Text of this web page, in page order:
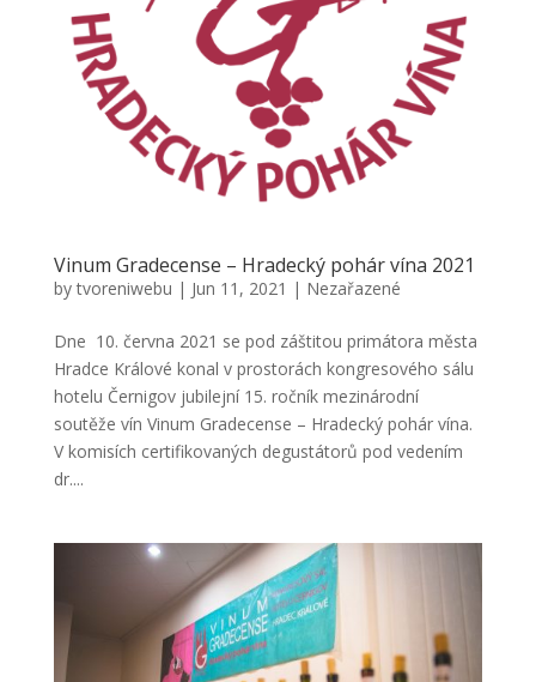
Vinum Gradecense – Hradecký pohár vína 2021
bytvoreniwebu | Jun 11, 2021 | Nezařazené
Dne 10. června 2021 se pod záštitou primátora města
Hradce Králové konal v prostorách kongresového sálu
hotelu Černigov jubilejní 15. ročník mezinárodní
soutěže vín Vinum Gradecense – Hradecký pohár vína.
V komisích certifikovaných degustátorů pod vedením
dr....